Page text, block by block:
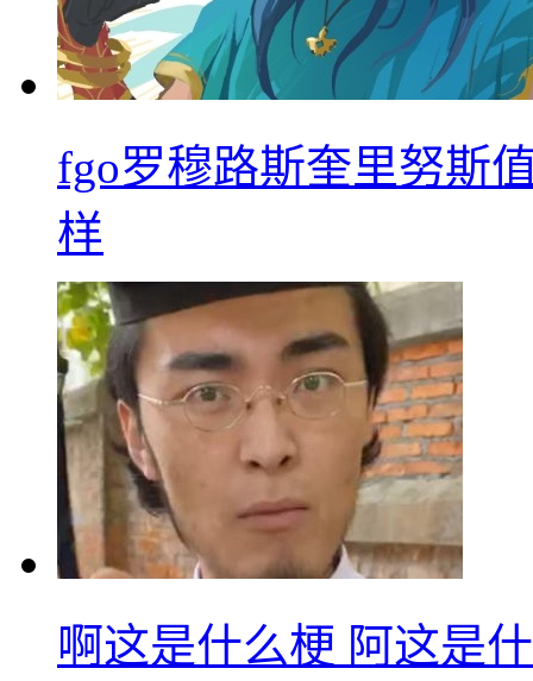
fgo罗穆路斯奎里努斯
样
啊这是什么梗 阿这是